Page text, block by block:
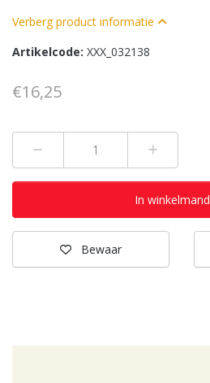
Verberg product informatie
Artikelcode: XXX_032138
€16,25
In winkelmand
Bewaar